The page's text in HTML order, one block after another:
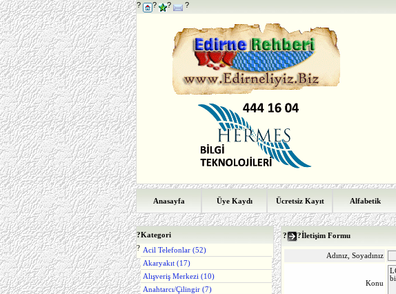
? ? ? ?
Anasayfa Üye Kaydı Ücretsiz Kayıt Alfabetik
?Kategori
? Acil Telefonlar (52)
Akaryakıt (17)
Alışveriş Merkezi (10)
Anahtarcı/Çilingir (7)
? ?İletişim Formu
Adınız, Soyadınız
Konu